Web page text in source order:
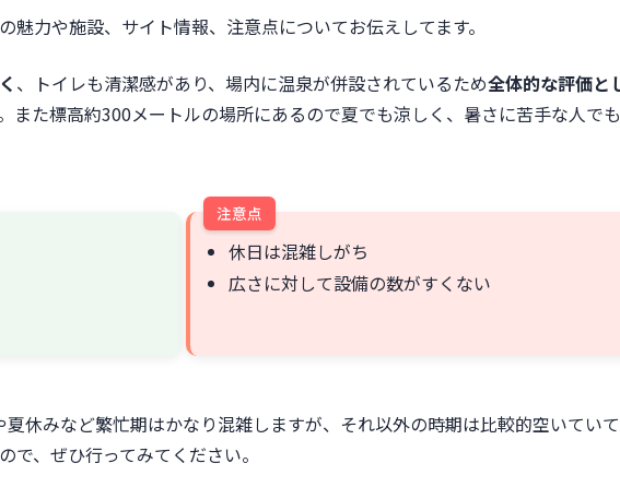
魅力や施設、サイト情報、注意点についてお伝えしてます。
、トイレも清潔感があり、場内に温泉が併設されているため全体的な評価と
また標高約300メートルの場所にあるので夏でも涼しく、暑さに苦手な人で
注意点
休日は混雑しがち
広さに対して設備の数がすくない
休みなど繁忙期はかなり混雑しますが、それ以外の時期は比較的空いてい
、ぜひ行ってみてください。